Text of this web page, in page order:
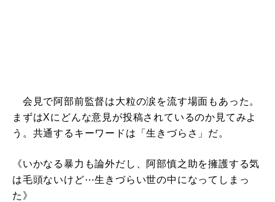
会見で阿部前監督は大粒の涙を流す場面もあった。
まずはXにどんな意見が投稿されているのか見てみよ
う。共通するキーワードは「生きづらさ」だ。
《いかなる暴力も論外だし、阿部慎之助を擁護する気
は毛頭ないけど⋯生きづらい世の中になってしまっ
た》